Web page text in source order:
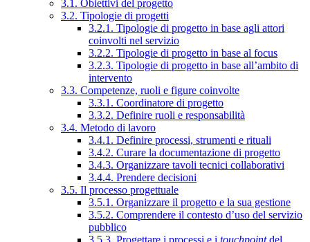
3.1. Obiettivi del progetto
3.2. Tipologie di progetti
3.2.1. Tipologie di progetto in base agli attori
coinvolti nel servizio
3.2.2. Tipologie di progetto in base al focus
3.2.3. Tipologie di progetto in base all’ambito di
intervento
3.3. Competenze, ruoli e figure coinvolte
3.3.1. Coordinatore di progetto
3.3.2. Definire ruoli e responsabilità
3.4. Metodo di lavoro
3.4.1. Definire processi, strumenti e rituali
3.4.2. Curare la documentazione di progetto
3.4.3. Organizzare tavoli tecnici collaborativi
3.4.4. Prendere decisioni
3.5. Il processo progettuale
3.5.1. Organizzare il progetto e la sua gestione
3.5.2. Comprendere il contesto d’uso del servizio
pubblico
3.5.3. Progettare i processi e i touchpointdel